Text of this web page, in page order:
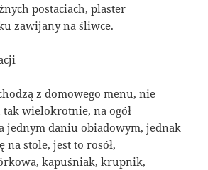
postaciach, plaster
zawijany na śliwce.
z domowego menu, nie
wielokrotnie, na ogół
jednym daniu obiadowym, jednak
na stole, jest to rosół,
kapuśniak, krupnik,